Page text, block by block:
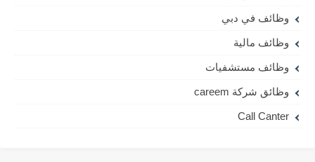
وظائف في دبي
وظائف مالية
وظائف مستشفيات
وظائق شركة careem
Call Canter